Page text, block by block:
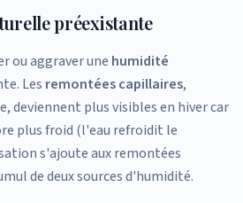
préexistante
ou aggraver une humidité
Les remontées capillaires,
deviennent plus visibles en hiver car
plus froid (l'eau refroidit le
s'ajoute aux remontées
de deux sources d'humidité.